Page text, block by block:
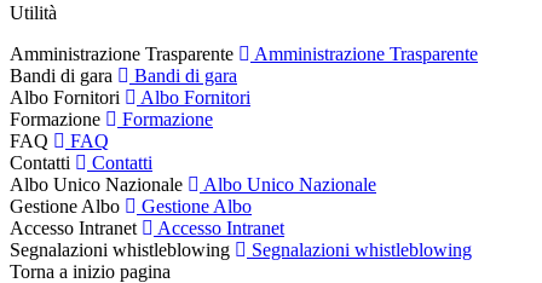
Utilità
Amministrazione Trasparente
Amministrazione Trasparente
Bandi di gara
Bandi di gara
Albo Fornitori
Albo Fornitori
Formazione
Formazione
FAQ
FAQ
Contatti
Contatti
Albo Unico Nazionale
Albo Unico Nazionale
Gestione Albo
Gestione Albo
Accesso Intranet
Accesso Intranet
Segnalazioni whistleblowing
Segnalazioni whistleblowing
Torna a inizio pagina